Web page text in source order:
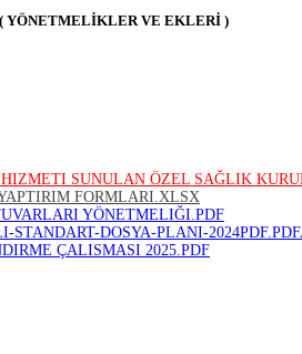
YÖNETMELİKLER VE EKLERİ )
SUNULAN ÖZEL SAĞLIK
FORMLARI.XLSX
YÖNETMELIĞI.PDF
STANDART-DOSYA-PLANI-2024PDF.PDF
ÇALISMASI 2025.PDF